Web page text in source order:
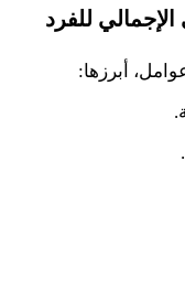
للفرد
أبرزها: